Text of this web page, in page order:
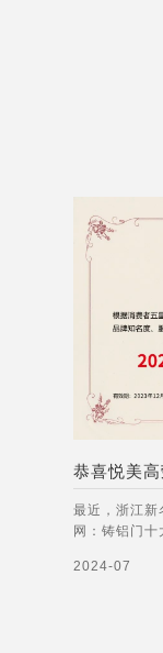
最近，浙江新
网：铸铝门
现人脸识别、
禁管理的安
2024-07